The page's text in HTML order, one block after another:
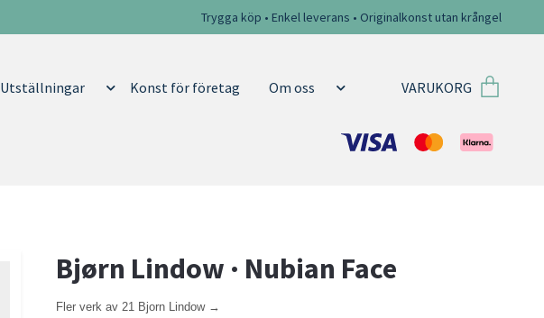
Trygga köp • Enkel leverans • Originalkonst utan krångel
Utställningar Konst för företag Om oss VARUKORG
Bjørn Lindow · Nubian Face
Fler verk av 21 Bjorn Lindow →